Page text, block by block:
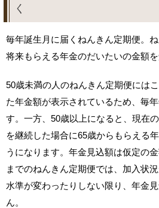
く
毎年誕生月に届くねんきん定期便。
将来もらえる年金のだいたいの金額を
50歳未満の人のねんきん定期便には
た年金額が表示されているため、毎
す。一方、50歳以上になると、現在
を継続した場合に65歳からもらえる
うになります。年金見込額は仮定の
までのねんきん定期便では、加入状
水準が変わったりしない限り、年金
ん。